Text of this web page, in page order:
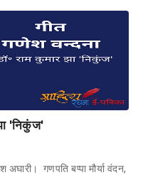
'निकुंज'
गणपति बप्पा मौर्या वंदन,